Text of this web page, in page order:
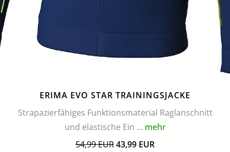
ERIMA EVO STAR TRAININGSJACKE
Strapazierfähiges Funktionsmaterial Raglanschnitt
und elastische Ein ... mehr
54,99 EUR43,99 EUR